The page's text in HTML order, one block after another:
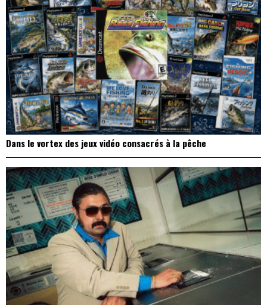
Dans le vortex des jeux vidéo consacrés à la pêche